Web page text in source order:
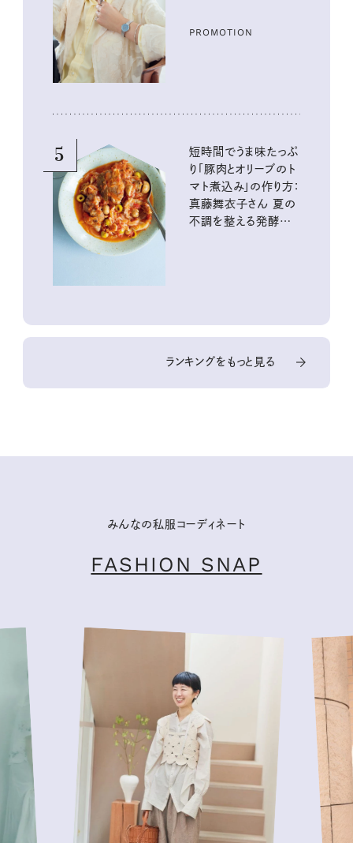
PROMOTION
5
短時間でうま味たっぷ
り「豚肉とオリーブのト
マト煮込み」の作り方：
真藤舞衣子さん 夏の
不調を整える発酵レ
ランキングをもっと見る
みんなの私服コーディネート
FASHION SNAP